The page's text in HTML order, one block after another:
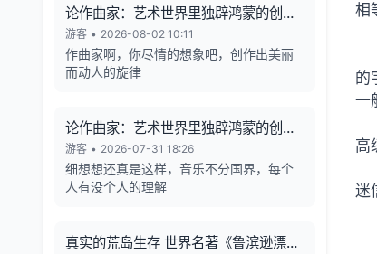
论作曲家：艺术世界里独辟鸿蒙的创造
者
游客 • 2026-08-02 10:11
作曲家啊，你尽情的想象吧，创作出美丽
而动人的旋律
论作曲家：艺术世界里独辟鸿蒙的创造
者
游客 • 2026-07-31 18:26
细想想还真是这样，音乐不分国界，每个
人有没个人的理解
真实的荒岛生存 世界名著《鲁滨逊漂流
相
的
一
高
迷